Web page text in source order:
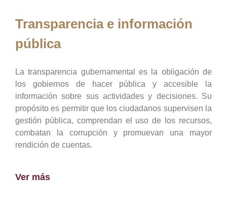
Transparencia e información
pública
La transparencia gubernamental es la obligación de
los gobiernos de hacer pública y accesible la
información sobre sus actividades y decisiones. Su
propósito es permitir que los ciudadanos supervisen la
gestión pública, comprendan el uso de los recursos,
combatan la corrupción y promuevan una mayor
rendición de cuentas.
Ver más